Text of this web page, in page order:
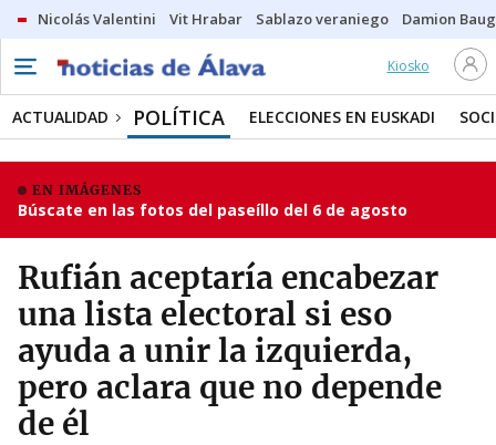
Nicolás Valentini Vit Hrabar Sablazo veraniego Damion
Kiosko
ACTUALIDAD POLÍTICA ELECCIONES EN EUSKADI
EN IMÁGENES
Búscate en las fotos del paseíllo del 6 de agosto
Rufián aceptaría encabezar
una lista electoral si eso
ayuda a unir la izquierda,
pero aclara que no depende
de él